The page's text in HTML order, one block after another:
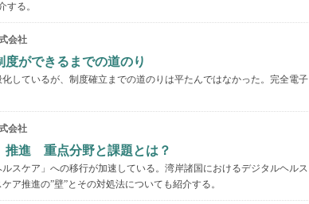
する。
会社
ができるまでの道のり
しているが、制度確立までの道のりは平たんではなかった。完全電子
会社
推進 重点分野と課題とは？
スケア」への移行が加速している。湾岸諸国におけるデジタルヘルス
ア推進の”壁”とその対処法についても紹介する。